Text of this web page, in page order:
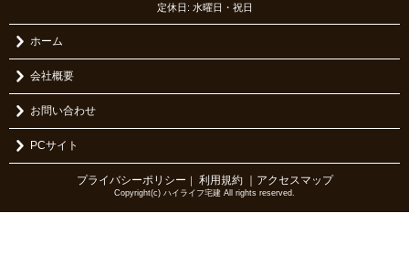
定休日: 水曜日・祝日
ホーム
会社概要
お問い合わせ
PCサイト
プライバシーポリシー ｜ 利用規約 ｜アクセスマップ
Copyright(c) ハイライフ宅建 All rights reserved.